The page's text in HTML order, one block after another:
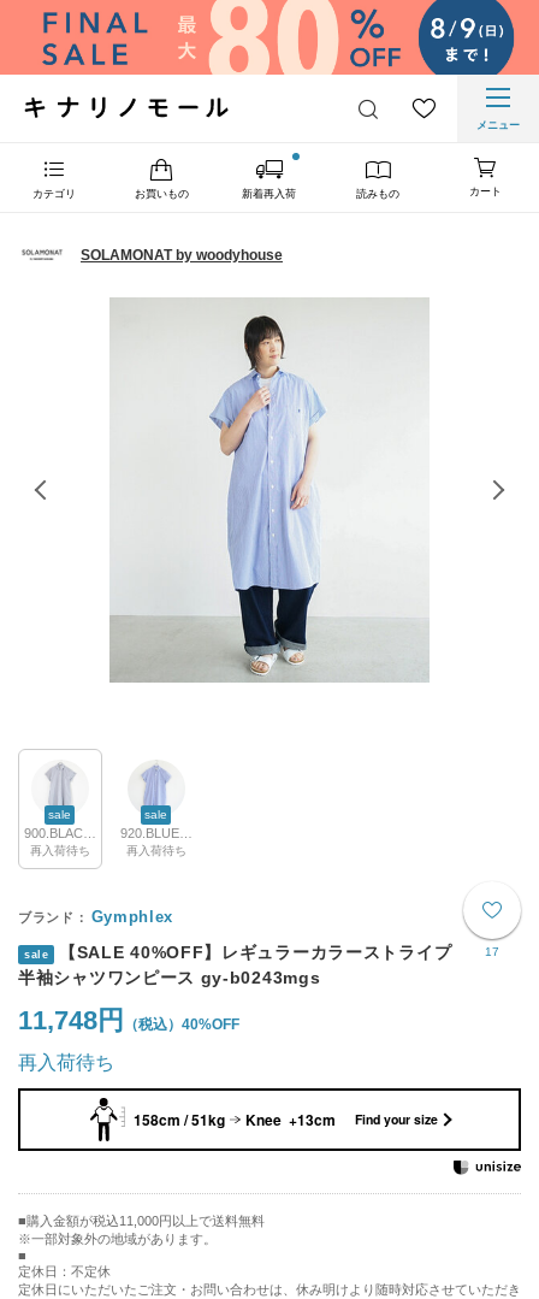
メニュー
カテゴリ お買いもの 新着再入荷 読みもの カート
SOLAMONAT by woodyhouse
sale
再入荷待ち
sale
再入荷待ち
17
Gymphlex
sale
【SALE 40%OFF】レギュラーカラーストライプ
半袖シャツワンピース gy-b0243mgs
11,748円 40%OFF
再入荷待ち
158cm / 51kg Knee +13cm Find your size
購入金額が税込11,000円以上で送料無料
※一部対象外の地域があります。
定休日：不定休
定休日にいただいたご注文・お問い合わせは、休み明けより随時対応させていただき